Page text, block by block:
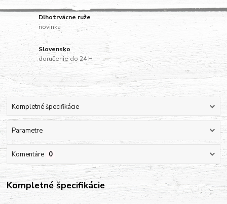
Dlhotrvácne ruže
novinka
Slovensko
doručenie do 24 H
Kompletné špecifikácie
Parametre
Komentáre 0
Kompletné špecifikácie